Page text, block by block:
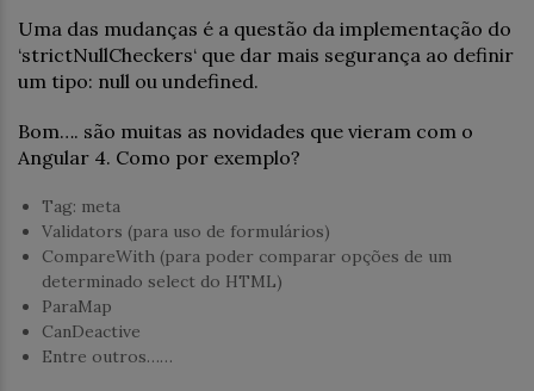
Uma das mudanças é a questão da implementação do
‘strictNullCheckers‘ que dar mais segurança ao definir
um tipo: null ou undefined.
Bom…. são muitas as novidades que vieram com o
Angular 4. Como por exemplo?
Tag: meta
Validators (para uso de formulários)
CompareWith (para poder comparar opções de um
determinado select do HTML)
ParaMap
CanDeactive
Entre outros……